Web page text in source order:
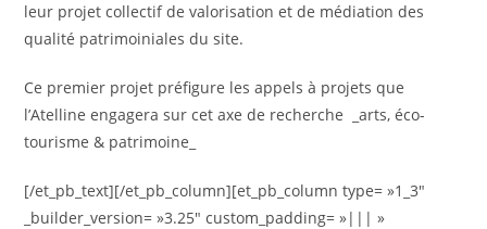
leur projet collectif de valorisation et de médiation des
qualité patrimoiniales du site.
Ce premier projet préfigure les appels à projets que
l’Atelline engagera sur cet axe de recherche _arts, éco-
tourisme & patrimoine_
[/et_pb_text][/et_pb_column][et_pb_column type= »1_3″
_builder_version= »3.25″ custom_padding= »||| »